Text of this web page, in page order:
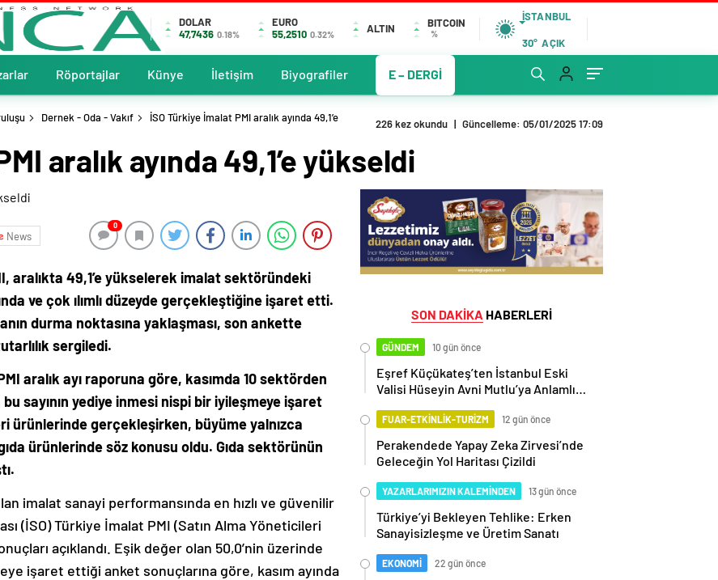
DOLAR
47,7436 0.18%
EURO
55,2510 0.32% ALTIN BITCOIN
%
İSTANBUL
30° AÇIK
Röportajlar Künye İletişim Biyografiler E – DERGİ
Dernek - Oda - Vakıf
İSO Türkiye İmalat PMI aralık ayında 49,1’e
226 kez okundu | Güncelleme: 05/01/2025 17:09
aralık ayında 49,1’e yükseldi
News
0
aralıkta 49,1’e yükselerek imalat sektöründeki
ve çok ılımlı düzeyde gerçekleştiğine işaret etti.
durma noktasına yaklaşması, son ankette
sergiledi.
aralık ayı raporuna göre, kasımda 10 sektörden
sayının yediye inmesi nispi bir iyileşmeye işaret
ürünlerinde gerçekleşirken, büyüme yalnızca
ürünlerinde söz konusu oldu. Gıda sektörünün
imalat sanayi performansında en hızlı ve güvenilir
(İSO) Türkiye İmalat PMI (Satın Alma Yöneticileri
açıklandı. Eşik değer olan 50,0’nin üzerinde
işaret ettiği anket sonuçlarına göre, kasım ayında
SON DAKİKA HABERLERİ
GÜNDEM 10 gün önce
Eşref Küçükateş’ten İstanbul Eski
Valisi Hüseyin Avni Mutlu’ya Anlamlı
FUAR-ETKİNLİK-TURİZM 12 gün önce
Perakendede Yapay Zeka Zirvesi’nde
Geleceğin Yol Haritası Çizildi
YAZARLARIMIZIN KALEMİNDEN 13 gün önce
Türkiye’yi Bekleyen Tehlike: Erken
Sanayisizleşme ve Üretim Sanatı
EKONOMİ 22 gün önce